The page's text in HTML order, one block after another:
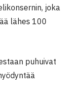
joka
lähes 100
puhuivat